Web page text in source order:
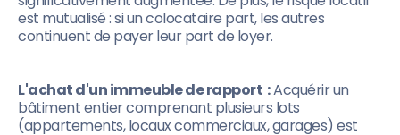
est mutualisé : si un colocataire part, les autres
continuent de payer leur part de loyer.
L'achat d'un immeuble de rapport :Acquérir un
bâtiment entier comprenant plusieurs lots
(appartements, locaux commerciaux, garages) est